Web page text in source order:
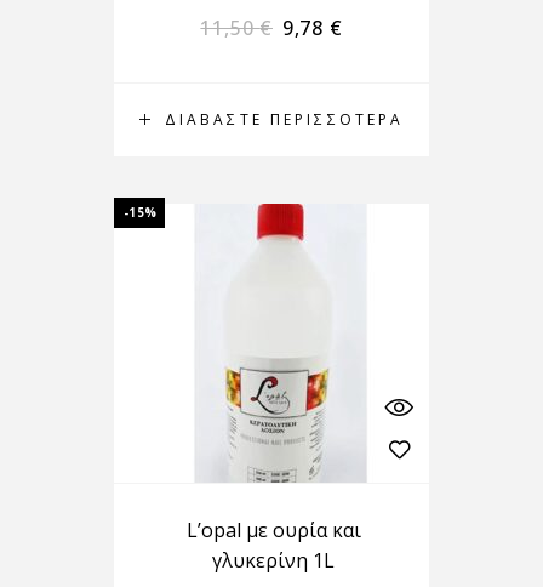
ΔΙΑΒΆΣΤΕ ΠΕΡΙΣΣΌΤΕΡΑ
11,50€ 9,78 €
-15%
L’opal με ουρία και
γλυκερίνη 1L